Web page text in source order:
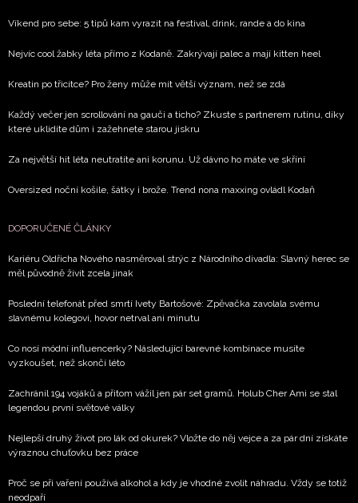
Víkend pro sebe: 5 tipů kam vyrazit na festival, drink, rande a do kina
Nejvíc cool žabky léta přímo z Kodaně. Zakrývají palec a mají kitten heel
Kreatin po třicítce? Pro ženy může mít větší význam, než se zdá
Každý večer jen scrollování na gauči a ticho? Zkuste s partnerem rutinu, díky
které uklidíte dům i zažehnete starou jiskru
Za největší hit léta neutratíte ani korunu. Už dávno ho máte ve skříni
Oversized noční košile, šátky i brože. Trend nona maxxing ovládl Kodaň
DOPORUČENÉ ČLÁNKY
Kariéru Oldřicha Nového nasměroval strýc z Národního divadla: Slavný herec se
měl původně živit zcela jinak
Poslední telefonát před smrtí Ivety Bartošové: Zpěvačka zavolala svému
slavnému kolegovi, hovor netrval ani minutu
Co nosí módní influencerky? Následující barevné kombinace musíte
vyzkoušet, než skončí léto
Zachránil 194 vojáků a přitom vážil jen pár set gramů. Holub Cher Ami se stal
legendou první světové války
Nejlepší druhý život pro lák od okurek? Vložte do něj vejce a za pár dní získáte
výraznou chuťovku bez práce
Proč se při vaření používá alkohol a kdy je vhodné zvolit náhradu. Vždy se totiž
neodpaří